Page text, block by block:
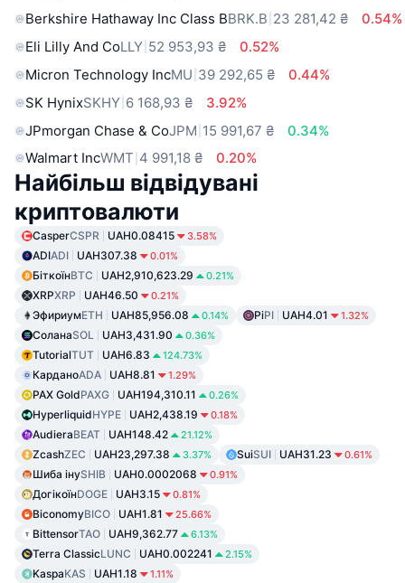
Berkshire Hathaway Inc Class BBRK.B 23 281,42 ₴
0.54%
Eli Lilly And CoLLY 52 953,93 ₴
0.52%
Micron Technology IncMU 39 292,65 ₴
0.44%
SK HynixSKHY 6 168,93 ₴
3.92%
JPmorgan Chase & CoJPM 15 991,67 ₴
0.34%
Walmart IncWMT 4 991,18 ₴ 0.20%
Найбільш відвідувані
криптовалюти
CasperCSPR UAH0.08415 3.58%
ADIADI UAH307.38 0.01%
БіткоїнBTC UAH2,910,623.29 0.21%
XRPXRP UAH46.50 0.21%
ЭфириумETH UAH85,956.08 0.14% PiPI UAH4.01 1.32%
СоланаSOL UAH3,431.90 0.36%
TutorialTUT UAH6.83 124.73%
КарданоADA UAH8.81 1.29%
PAX GoldPAXG UAH194,310.11 0.26%
HyperliquidHYPE UAH2,438.19 0.18%
AudieraBEAT UAH148.42 21.12%
ZcashZEC UAH23,297.38 3.37% SuiSUI UAH31.23 0.61%
Шиба інуSHIB UAH0.0002068 0.91%
ДогікоїнDOGE UAH3.15 0.81%
BiconomyBICO UAH1.81 25.66%
BittensorTAO UAH9,362.77 6.13%
Terra ClassicLUNC UAH0.002241 2.15%
KaspaKAS UAH1.18 1.11%